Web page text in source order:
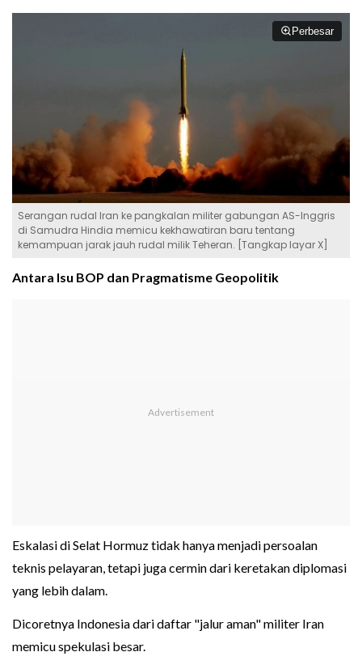
Perbesar
Serangan rudal Iran ke pangkalan militer gabungan AS-Inggris
di Samudra Hindia memicu kekhawatiran baru tentang
kemampuan jarak jauh rudal milik Teheran. [Tangkap layar X]
Antara Isu BOP dan Pragmatisme Geopolitik
Eskalasi di Selat Hormuz tidak hanya menjadi persoalan
teknis pelayaran, tetapi juga cermin dari keretakan diplomasi
yang lebih dalam.
Dicoretnya Indonesia dari daftar "jalur aman" militer Iran
memicu spekulasi besar.